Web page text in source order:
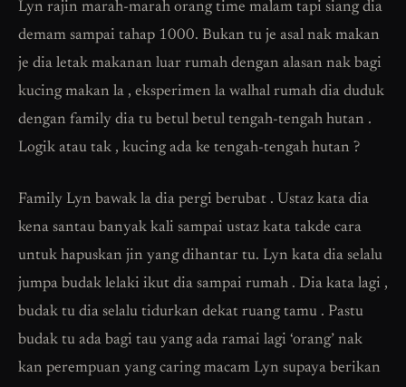
Lyn rajin marah-marah orang time malam tapi siang dia
demam sampai tahap 1000. Bukan tu je asal nak makan
je dia letak makanan luar rumah dengan alasan nak bagi
kucing makan la , eksperimen la walhal rumah dia duduk
dengan family dia tu betul betul tengah-tengah hutan .
Logik atau tak , kucing ada ke tengah-tengah hutan ?
Family Lyn bawak la dia pergi berubat . Ustaz kata dia
kena santau banyak kali sampai ustaz kata takde cara
untuk hapuskan jin yang dihantar tu. Lyn kata dia selalu
jumpa budak lelaki ikut dia sampai rumah . Dia kata lagi ,
budak tu dia selalu tidurkan dekat ruang tamu . Pastu
budak tu ada bagi tau yang ada ramai lagi ‘orang’ nak
kan perempuan yang caring macam Lyn supaya berikan